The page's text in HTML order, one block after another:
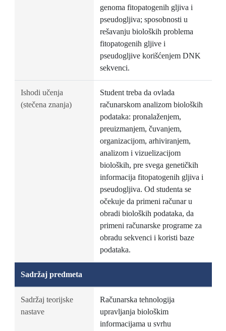
genoma fitopatogenih gljiva i
pseudogljiva; sposobnosti u
rešavanju bioloških problema
fitopatogenih gljive i
pseudogljive korišćenjem DNK
sekvenci.
Ishodi učenja
(stečena znanja)
Student treba da ovlada
računarskom analizom bioloških
podataka: pronalaženjem,
preuizmanjem, čuvanjem,
organizacijom, arhiviranjem,
analizom i vizuelizacijom
bioloških, pre svega genetičkih
informacija fitopatogenih gljiva i
pseudogljiva. Od studenta se
očekuje da primeni računar u
obradi bioloških podataka, da
primeni računarske programe za
obradu sekvenci i koristi baze
podataka.
Sadržaj predmeta
Sadržaj teorijske
nastave
Računarska tehnologija
upravljanja biološkim
informacijama u svrhu